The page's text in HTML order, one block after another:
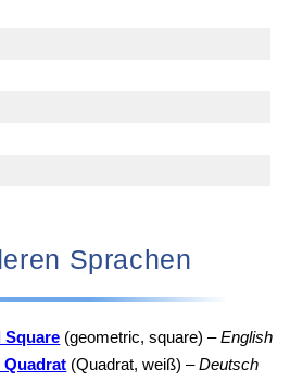
Sprachen
Square (geometric, square) –English
Quadrat (Quadrat, weiß) –Deutsch